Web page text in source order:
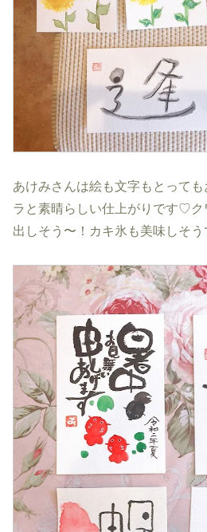
あけみさんは絵も文字もとって
ラと素晴らしい仕上がりです♡ク
出しそう〜！カキ氷も美味しそう